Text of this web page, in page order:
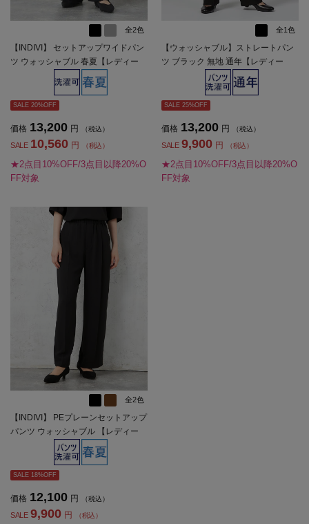
全2色
【INDIVI】 セットアップワイドパン
ツ ウォッシャブル 春夏【レディー
SALE 20%OFF
価格 13,200 円 （税込）
SALE 10,560 円 （税込）
★2点目10%OFF/3点目以降20%O
FF対象
全1色
【ウォッシャブル】ストレートパン
ツ ブラック 無地 通年【レディー
SALE 25%OFF
価格 13,200 円 （税込）
SALE 9,900 円 （税込）
★2点目10%OFF/3点目以降20%O
FF対象
全2色
【INDIVI】 PEプレーンセットアップ
パンツ ウォッシャブル 【レディー
SALE 18%OFF
価格 12,100 円 （税込）
SALE 9,900 円 （税込）